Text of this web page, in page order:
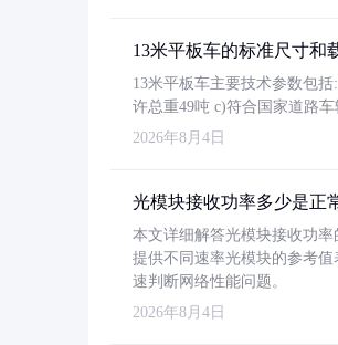
13米平板车的标准尺寸和
13米平板车主要技术参数包
许总重49吨 c)符合国家道路
2026年8月4日
光模块接收功率多少是正
本文详细解答光模块接收功
提供不同速率光模块的参考
速判断网络性能问题。
2026年8月4日